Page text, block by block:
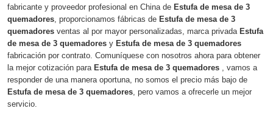
fabricante y proveedor profesional en China deEstufa de mesa de 3
quemadores , proporcionamos fábricas deEstufa de mesa de 3
quemadores ventas al por mayor personalizadas, marca privadaEstufa
de mesa de 3 quemadores yEstufa de mesa de 3 quemadores
fabricación por contrato. Comuníquese con nosotros ahora para obtener
la mejor cotización paraEstufa de mesa de 3 quemadores , vamos a
responder de una manera oportuna, no somos el precio más bajo de
Estufa de mesa de 3 quemadores , pero vamos a ofrecerle un mejor
servicio.